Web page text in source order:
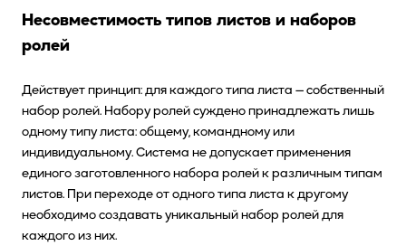
Несовместимость типов листов и наборов
ролей
Действует принцип: для каждого типа листа — собственный
набор ролей. Набору ролей суждено принадлежать лишь
одному типу листа: общему, командному или
индивидуальному. Система не допускает применения
единого заготовленного набора ролей к различным типам
листов. При переходе от одного типа листа к другому
необходимо создавать уникальный набор ролей для
каждого из них.